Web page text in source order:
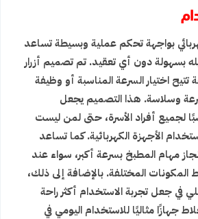
بواجهة تحكم عملية وبسيطة تساعد
بسهولة دون أي تعقيد. تم تصميم أزرار
اختيار السرعة المناسبة أو وظيفة
وسلاسة. هذا التصميم يجعل
لجميع أفراد الأسرة، حتى لمن ليست
الأجهزة الكهربائية. كما تساعد
مهام المطبخ بسرعة أكبر، سواء عند
المكونات المختلفة. بالإضافة إلى ذلك،
في جعل تجربة الاستخدام أكثر راحة
جهازًا مثاليًا للاستخدام اليومي في